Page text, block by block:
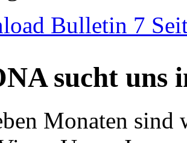
Bulletin 7
sucht uns
Monaten